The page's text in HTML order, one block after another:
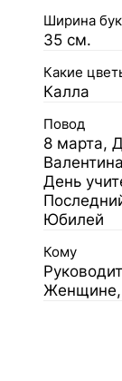
Ширина
35 см.
Какие
Калла
Повод
8 марта,
День
Юбилей
Кому
Женщине,